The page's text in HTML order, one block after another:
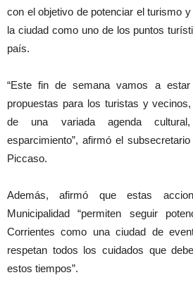
con el objetivo de potenciar el turismo
la ciudad como uno de los puntos
país.
“Este fin de semana vamos a estar
propuestas para los turistas y
de una variada agenda
esparcimiento”, afirmó el
Piccaso.
Además, afirmó que estas
Municipalidad “permiten seguir
Corrientes como una ciudad de
respetan todos los cuidados que
estos tiempos”.